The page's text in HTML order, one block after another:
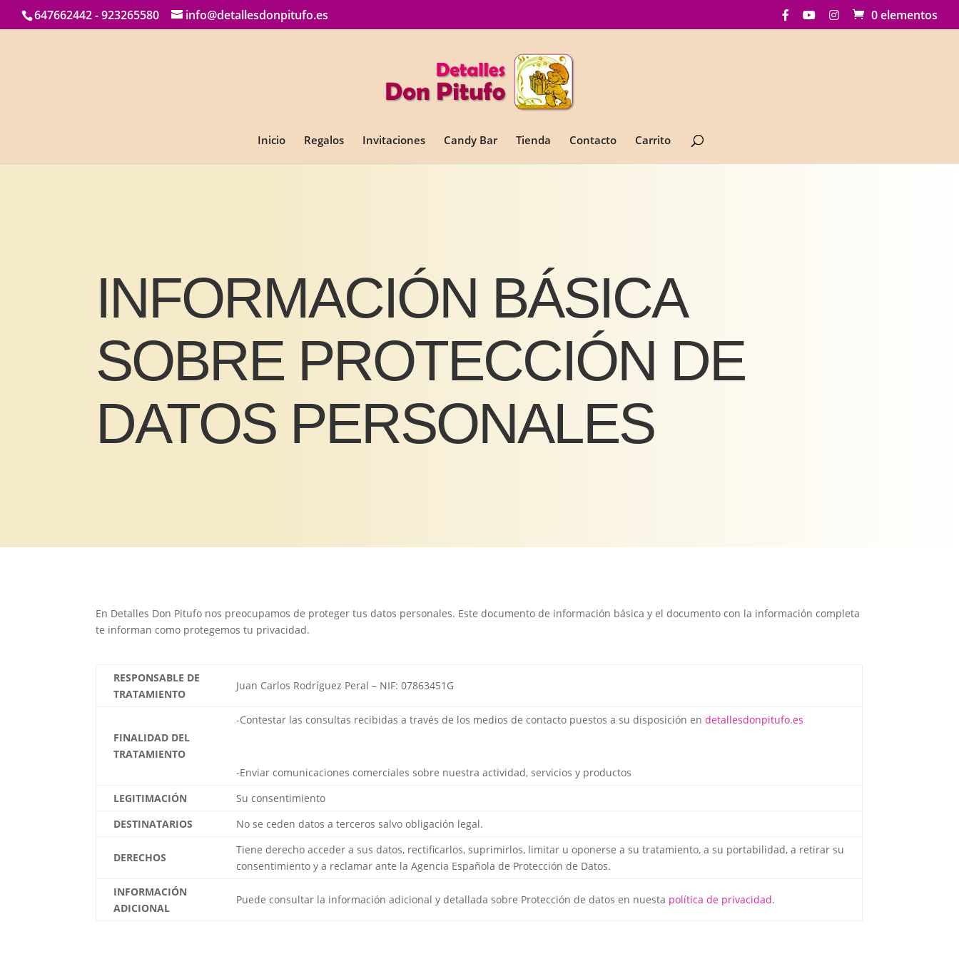
647662442 - 923265580 info@detallesdonpitufo.es 0 elementos
Inicio Regalos Invitaciones Candy Bar Tienda Contacto Carrito
INFORMACIÓN BÁSICA
SOBRE PROTECCIÓN DE
DATOS PERSONALES
En Detalles Don Pitufo nos preocupamos de proteger tus datos personales. Este documento de información básica y el documento con la información completa
te informan como protegemos tu privacidad.
RESPONSABLE DE
TRATAMIENTO
Juan Carlos Rodríguez Peral – NIF: 07863451G
FINALIDAD DEL
TRATAMIENTO
-Contestar las consultas recibidas a través de los medios de contacto puestos a su disposición endetallesdonpitufo.es
-Enviar comunicaciones comerciales sobre nuestra actividad, servicios y productos
LEGITIMACIÓN
Su consentimiento
DESTINATARIOS
No se ceden datos a terceros salvo obligación legal.
DERECHOS
Tiene derecho acceder a sus datos, rectificarlos, suprimirlos, limitar u oponerse a su tratamiento, a su portabilidad, a retirar su
consentimiento y a reclamar ante la Agencia Española de Protección de Datos.
INFORMACIÓN
ADICIONAL
Puede consultar la información adicional y detallada sobre Protección de datos en nuesta política de privacidad.